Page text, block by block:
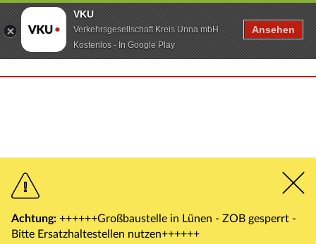
Achtung: ++++++Großbaustelle in Lünen - ZOB gesperrt -
Bitte Ersatzhaltestellen nutzen++++++
VKU
Verkehrsgesellschaft Kreis Unna mbH
Kostenlos - In Google Play
Ansehen